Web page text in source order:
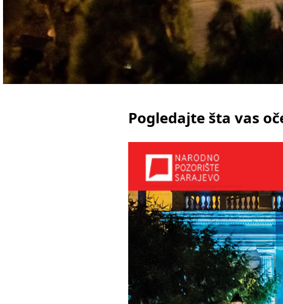
Pogledajte šta vas